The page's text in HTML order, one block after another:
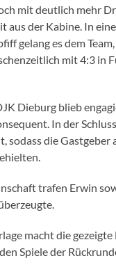
mit deutlich mehr
aus der Kabine. In
gelang es dem Team,
mit 4:3 in
Dieburg blieb
In der
sodass die Gastgeber
trafen Erwin
macht die
Spiele der